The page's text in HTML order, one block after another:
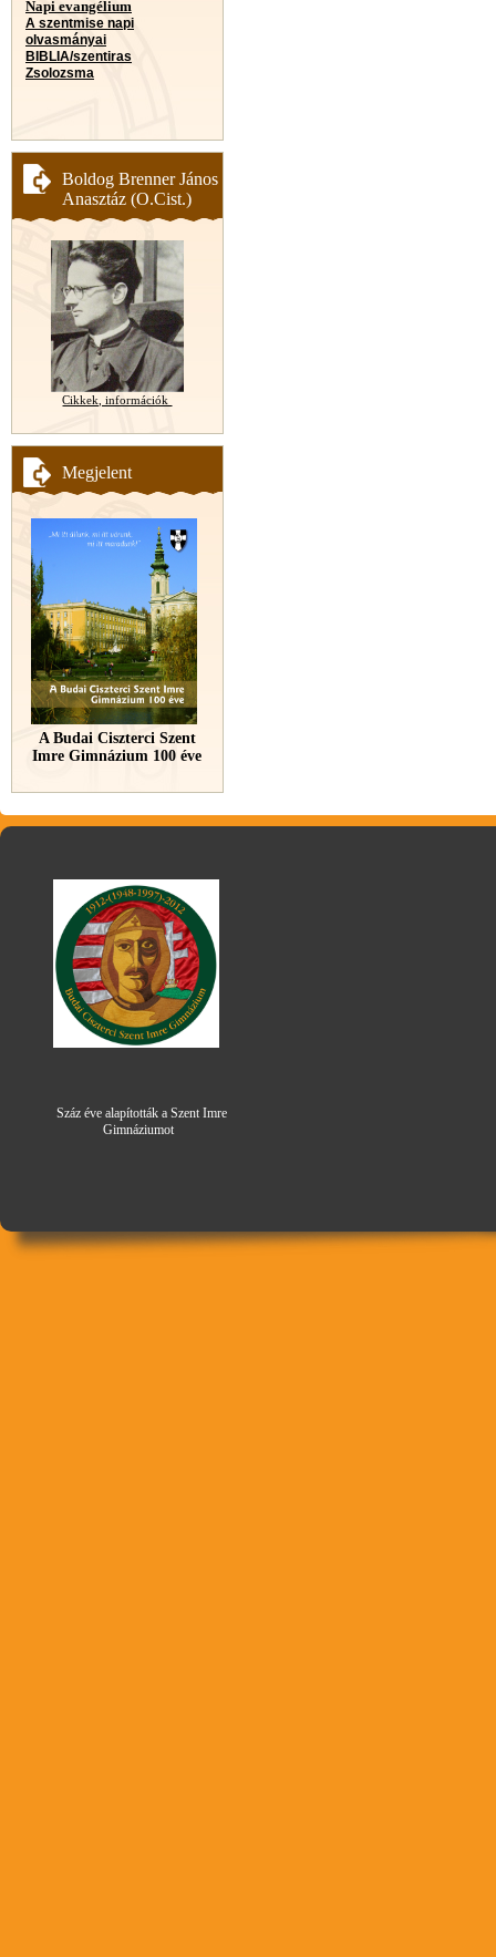
Napi evangélium
A szentmise napi
olvasmányai
BIBLIA/szentiras
Zsolozsma
Boldog Brenner János
Anasztáz (O.Cist.)
Cikkek, információk
Megjelent
A Budai Ciszterci Szent
Imre Gimnázium 100 éve
Száz éve alapították a Szent Imre
Gimnáziumot